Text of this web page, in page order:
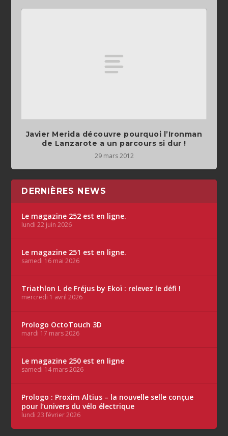
Javier Merida découvre pourquoi l’Ironman
de Lanzarote a un parcours si dur !
29 mars 2012
DERNIÈRES NEWS
Le magazine 252 est en ligne.
lundi 22 juin 2026
Le magazine 251 est en ligne.
samedi 16 mai 2026
Triathlon L de Fréjus by Ekoï : relevez le défi !
mercredi 1 avril 2026
Prologo OctoTouch 3D
mardi 17 mars 2026
Le magazine 250 est en ligne
samedi 14 mars 2026
Prologo : Proxim Altius – la nouvelle selle conçue
pour l’univers du vélo électrique
lundi 23 février 2026